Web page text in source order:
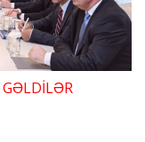
GƏLDİLƏR